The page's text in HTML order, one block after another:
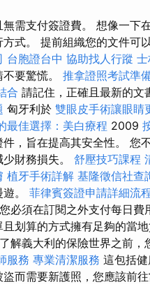
需支付簽證費。 想像一下
式。 提前組織您的文件可
台胞證台中 協助找人行蹤
要驚慌。 推拿證照考試準
合 請記住，正確且最新的文
匈牙利於 雙眼皮手術讓眼睛
最佳選擇：美白療程 2009
，旨在提高其安全性。 您
財務損失。 舒壓技巧課程
植牙手術詳解 基隆徵信社查
。 菲律賓簽證申請詳細流
您必須在訂閱之外支付每日費
划算的方式擁有足夠的當地
解義大利的保險世界之前，
服務 專業清潔服務 這包括
而需要新護照，您應該前